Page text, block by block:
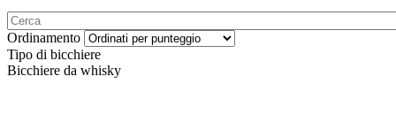
Ordinamento
Tipo di bicchiere
Bicchiere da whisky